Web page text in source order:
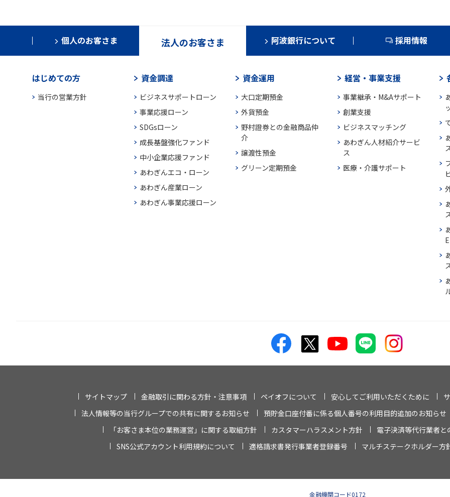
個人のお客さま 法人のお客さま 阿波銀行について 採用情報
はじめての方
当行の営業方針
資金調達
ビジネスサポートローン
事業応援ローン
SDGsローン
成長基盤強化ファンド
中小企業応援ファンド
あわぎんエコ・ローン
あわぎん産業ローン
あわぎん事業応援ローン
資金運用
大口定期預金
外貨預金
野村證券との金融商品仲
介
譲渡性預金
グリーン定期預金
経営・事業支援
事業継承・M&Aサポート
創業支援
ビジネスマッチング
あわぎん人材紹介サービ
ス
医療・介護サポート
サイトマップ 金融取引に関わる方針・注意事項 ペイオフについて 安心してご利用いただくために
法人情報等の当行グループでの共有に関するお知らせ
預貯金口座付番に係る個人番号の利用目的追加のお知らせ
「お客さま本位の業務運営」に関する取組方針
カスタマーハラスメント方針
電子決済等代行業者
SNS公式アカウント利用規約について
適格請求書発行事業者登録番号 マルチステークホルダー方
金融機関コード0172